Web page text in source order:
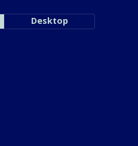
Desktop